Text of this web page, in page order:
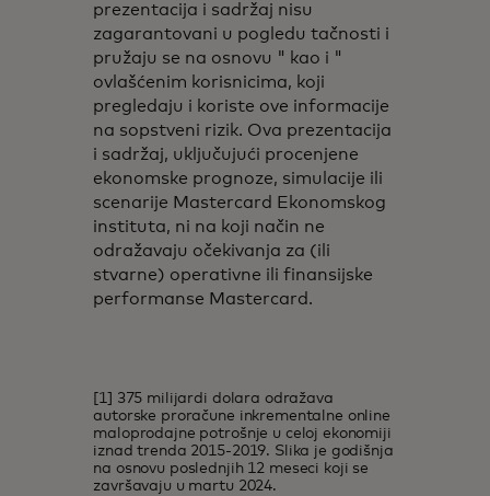
prezentacija i sadržaj nisu
zagarantovani u pogledu tačnosti i
pružaju se na osnovu " kao i "
ovlašćenim korisnicima, koji
pregledaju i koriste ove informacije
na sopstveni rizik. Ova prezentacija
i sadržaj, uključujući procenjene
ekonomske prognoze, simulacije ili
scenarije Mastercard Ekonomskog
instituta, ni na koji način ne
odražavaju očekivanja za (ili
stvarne) operativne ili finansijske
performanse Mastercard.
[1] 375 milijardi dolara odražava
autorske proračune inkrementalne online
maloprodajne potrošnje u celoj ekonomiji
iznad trenda 2015-2019. Slika je godišnja
na osnovu poslednjih 12 meseci koji se
završavaju u martu 2024.